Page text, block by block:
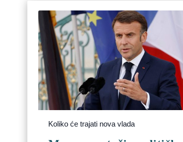
Koliko će trajati nova vlada